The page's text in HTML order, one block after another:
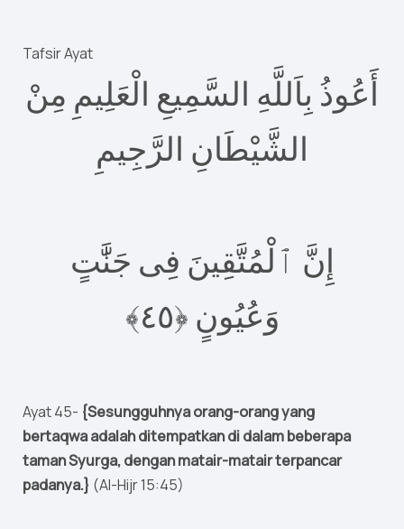
Tafsir Ayat
أَعُوذُ بِاَللَّهِ السَّمِيعِ الْعَلِيمِ مِنْ
الشَّيْطَانِ الرَّجِيمِ
إِنَّ ٱلْمُتَّقِينَ فِى جَنَّٰتٍ
وَعُيُونٍ ‎﴿٥٤﴾‏
Ayat 45- {Sesungguhnya orang-orang yang
bertaqwa adalah ditempatkan di dalam beberapa
taman Syurga, dengan matair-matair terpancar
padanya.} (Al-Hijr 15:45)